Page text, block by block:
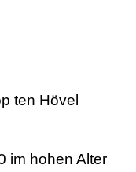
ten Hövel
im hohen Alter